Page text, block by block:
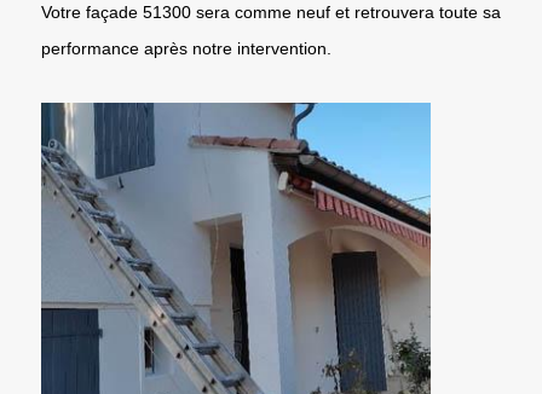
Votre façade 51300 sera comme neuf et retrouvera toute sa
performance après notre intervention.